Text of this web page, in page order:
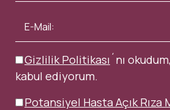
Gizlilik Politikası ´nı
kabul ediyorum.
Potansiyel Hasta Açık Rıza